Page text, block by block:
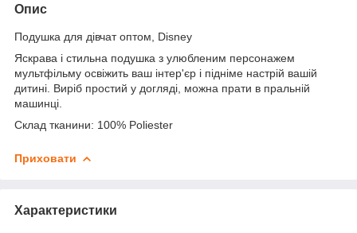
Опис
Подушка для дівчат оптом, Disney
Яскрава і стильна подушка з улюбленим персонажем
мультфільму освіжить ваш інтер'єр і підніме настрій вашій
дитині. Виріб простий у догляді, можна прати в пральній
машинці.
Склад тканини: 100% Poliester
Приховати
Характеристики